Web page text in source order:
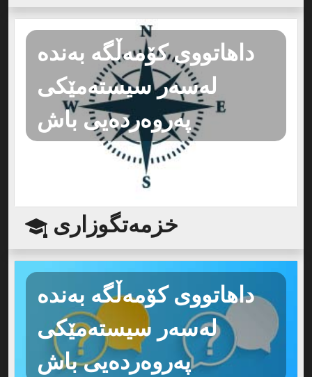
داهاتووی کۆمەڵگە بەندە
لەسەر سیستەمێکی
پەروەردەیی باش
خزمەتگوزاری
داهاتووی کۆمەڵگە بەندە
لەسەر سیستەمێکی
پەروەردەیی باش